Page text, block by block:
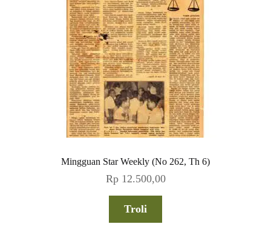
Mingguan Star Weekly (No 262, Th 6)
Rp12.500,00
Troli